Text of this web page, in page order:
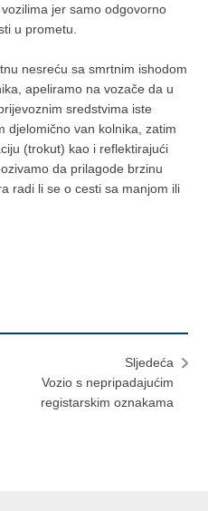
jer samo odgovorno
u prometu.
nesreću sa smrtnim ishodom
apeliramo na vozače da u
sredstvima iste
djelomično van kolnika, zatim
(trokut) kao i reflektirajući
da prilagode brzinu
radi li se o cesti sa manjom ili
Sljedeća
Vozio s nepripadajućim
registarskim oznakama